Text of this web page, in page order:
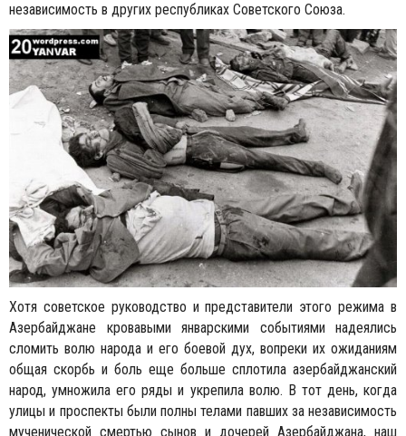
независимость в других республиках Советского Союза.
Хотя советское руководство и представители этого режима в
Азербайджане кровавыми январскими событиями надеялись
сломить волю народа и его боевой дух, вопреки их ожиданиям
общая скорбь и боль еще больше сплотила азербайджанский
народ, умножила его ряды и укрепила волю. В тот день, когда
улицы и проспекты были полны телами павших за независимость
мученической смертью сынов и дочерей Азербайджана, наш